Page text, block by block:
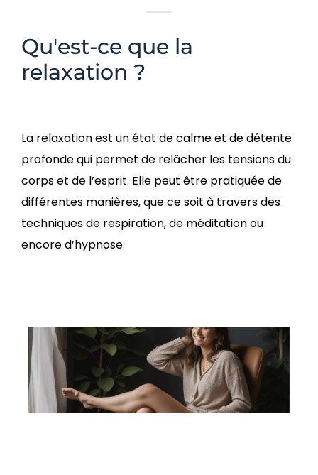
Qu'est-ce que la
relaxation ?
La relaxation est un état de calme et de détente
profonde qui permet de relâcher les tensions du
corps et de l’esprit. Elle peut être pratiquée de
différentes manières, que ce soit à travers des
techniques de respiration, de méditation ou
encore d’hypnose.